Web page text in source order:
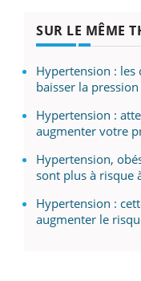
SUR LE MÊME
Hypertension : les
baisser la
Hypertension :
augmenter votre
Hypertension,
sont plus à risque
Hypertension :
augmenter le